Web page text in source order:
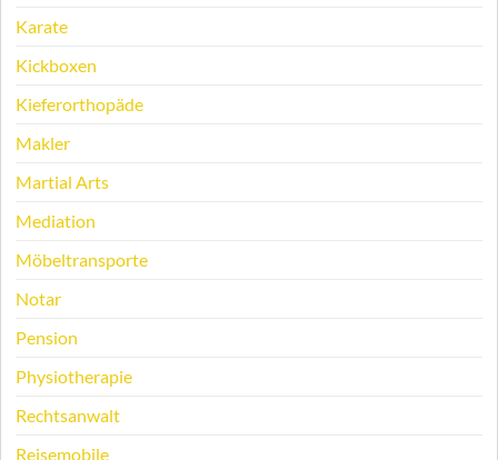
Karate
Kickboxen
Kieferorthopäde
Makler
Martial Arts
Mediation
Möbeltransporte
Notar
Pension
Physiotherapie
Rechtsanwalt
Reisemobile